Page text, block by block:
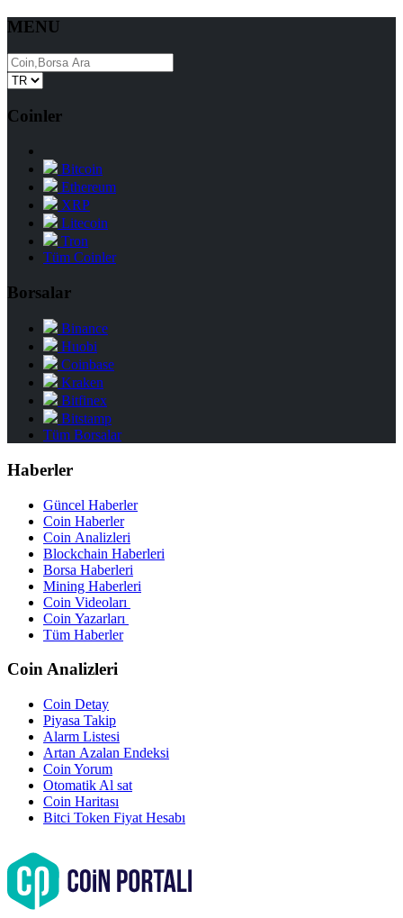
MENU
Coinler
Bitcoin
Ethereum
XRP
Litecoin
Tron
Tüm Coinler
Borsalar
Binance
Huobi
Coinbase
Kraken
Bitfinex
Bitstamp
Tüm Borsalar
Haberler
Güncel Haberler
Coin Haberler
Coin Analizleri
Blockchain Haberleri
Borsa Haberleri
Mining Haberleri
Coin Videoları
Coin Yazarları
Tüm Haberler
Coin Analizleri
Coin Detay
Piyasa Takip
Alarm Listesi
Artan Azalan Endeksi
Coin Yorum
Otomatik Al sat
Coin Haritası
Bitci Token Fiyat Hesabı